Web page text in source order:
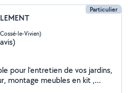
Particulier
le-Vivien)
pour l'entretien de vos jardins,
montage meubles en kit ,